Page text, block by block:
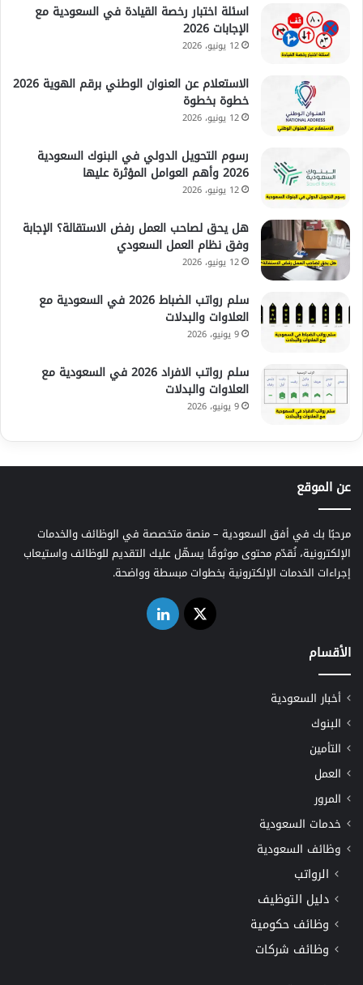
اسئلة اختبار رخصة القيادة في السعودية مع
الإجابات 2026
12 يونيو، 2026
الاستعلام عن العنوان الوطني برقم الهوية 2026
خطوة بخطوة
12 يونيو، 2026
رسوم التحويل الدولي في البنوك السعودية
2026 وأهم العوامل المؤثرة عليها
12 يونيو، 2026
هل يحق لصاحب العمل رفض الاستقالة؟ الإجابة
وفق نظام العمل السعودي
12 يونيو، 2026
سلم رواتب الضباط 2026 في السعودية مع
العلاوات والبدلات
9 يونيو، 2026
سلم رواتب الافراد 2026 في السعودية مع
العلاوات والبدلات
9 يونيو، 2026
عن الموقع
مرحبًا بك في أفق السعودية – منصة متخصصة في الوظائف والخدمات
الإلكترونية، نُقدّم محتوى موثوقًا يسهّل عليك التقديم للوظائف واستيعاب
إجراءات الخدمات الإلكترونية بخطوات مبسطة وواضحة.
‫X لينكدإن
الأقسام
أخبار السعودية
البنوك
التأمين
العمل
المرور
خدمات السعودية
وظائف السعودية
الرواتب
دليل التوظيف
وظائف حكومية
وظائف شركات